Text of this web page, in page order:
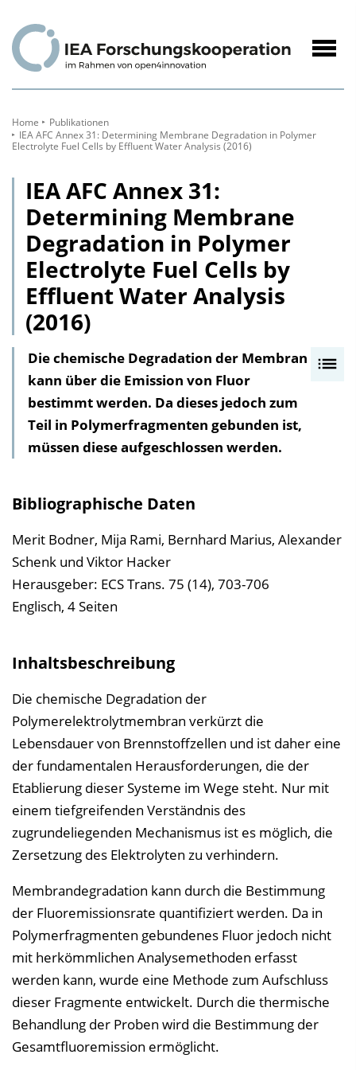
Inhalt
Home
Publikationen
IEA AFC Annex 31: Determining Membrane Degradation in Polymer
Electrolyte Fuel Cells by Effluent Water Analysis (2016)
IEA AFC Annex 31:
Determining Membrane
Degradation in Polymer
Electrolyte Fuel Cells by
Effluent Water Analysis
(2016)
e
s
i
b
n
d
e
Die chemische Degradation der Membran
kann über die Emission von Fluor
bestimmt werden. Da dieses jedoch zum
Teil in Polymerfragmenten gebunden ist,
müssen diese aufgeschlossen werden.
Bibliographische Daten
Merit Bodner, Mija Rami, Bernhard Marius, Alexander
Schenk und Viktor Hacker
Herausgeber: ECS Trans. 75 (14), 703-706
Englisch, 4 Seiten
Inhaltsbeschreibung
Die chemische Degradation der
Polymerelektrolytmembran verkürzt die
Lebensdauer von Brennstoffzellen und ist daher eine
der fundamentalen Herausforderungen, die der
Etablierung dieser Systeme im Wege steht. Nur mit
einem tiefgreifenden Verständnis des
zugrundeliegenden Mechanismus ist es möglich, die
Zersetzung des Elektrolyten zu verhindern.
Membrandegradation kann durch die Bestimmung
der Fluoremissionsrate quantifiziert werden. Da in
Polymerfragmenten gebundenes Fluor jedoch nicht
mit herkömmlichen Analysemethoden erfasst
werden kann, wurde eine Methode zum Aufschluss
dieser Fragmente entwickelt. Durch die thermische
Behandlung der Proben wird die Bestimmung der
Gesamtfluoremission ermöglicht.